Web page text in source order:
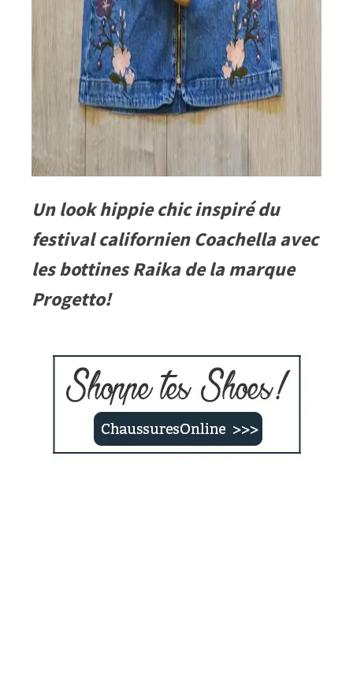
Un look hippie chic inspiré du
festival californien Coachella avec
les bottines Raika de la marque
Progetto!